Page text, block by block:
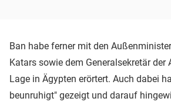
Ban habe ferner mit den
Katars sowie dem Generalsekretär der
Lage in Ägypten erörtert. Auch dabei
beunruhigt" gezeigt und darauf